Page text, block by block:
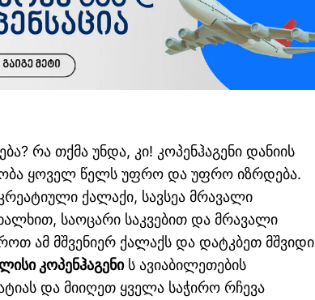
რა თქმა უნდა, კი! კოპენჰაგენი დანიის
ყოველ წელს უფრო და უფრო იზრდება.
ქალაქი, სავსეა მრავალი
საოცარი საკვებით და მრავალი
ამ მშვენიერ ქალაქს და დატკბეთ მშვიდი
კოპენჰაგენის ავიაბილეთების
და მიიღეთ ყველა საჭირო რჩევა